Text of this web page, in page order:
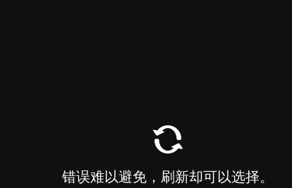
错误难以避免，刷新却可以选择。